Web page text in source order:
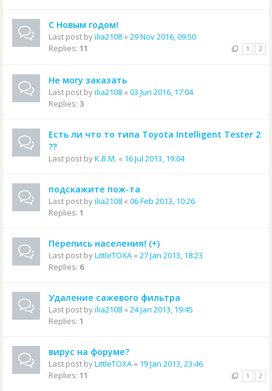
С Новым годом!
Last post byilia2108 « 29 Nov 2016, 09:50
Replies: 11 1 2
Не могу заказать
Last post byilia2108 « 03 Jun 2016, 17:04
Replies: 3
Есть ли что то типа Toyota Intelligent Tester 2
??
Last post byК.В.М. « 16 Jul 2013, 19:04
подскажите пож-та
Last post byilia2108 « 06 Feb 2013, 10:26
Replies: 1
Перепись населения! (+)
Last post byLittleTOXA « 27 Jan 2013, 18:23
Replies: 6
Удаление сажевого фильтра
Last post byilia2108 « 24 Jan 2013, 19:45
Replies: 1
вирус на форуме?
Last post byLittleTOXA « 19 Jan 2013, 23:46
Replies: 11 1 2